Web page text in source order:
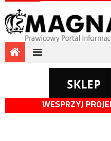
WESPRZYJ